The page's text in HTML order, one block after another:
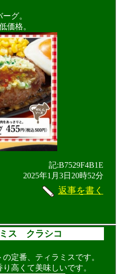
グ。
価格。
記:B7529F4B1E
2025年1月3日20時52分
返事を書く
ス クラシコ
定番、ティラミスです。
高くて美味しいです。